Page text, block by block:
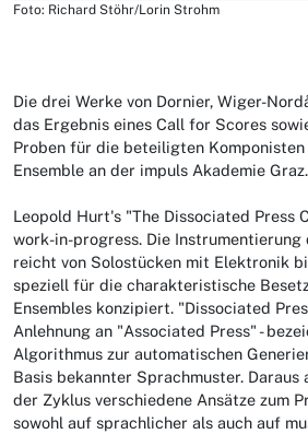
Foto: Richard Stöhr/Lorin Strohm
Die drei Werke von Dornier, Wiger-
das Ergebnis eines Call for Scores
Proben für die beteiligten
Ensemble an der impuls Akademie Graz.
Leopold Hurt's "The Dissociated Press
work-in-progress. Die Instrumentierung
reicht von Solostücken mit Elektronik
speziell für die charakteristische
Ensembles konzipiert. "Dissociated
Anlehnung an "Associated Press" -
Algorithmus zur automatischen
Basis bekannter Sprachmuster.
der Zyklus verschiedene Ansätze zum
sowohl auf sprachlicher als auch auf